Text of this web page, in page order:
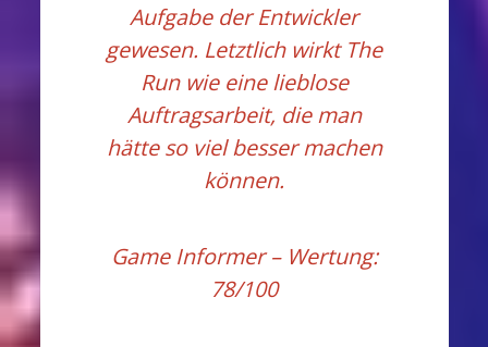
Aufgabe der Entwickler
gewesen. Letztlich wirkt The
Run wie eine lieblose
Auftragsarbeit, die man
hätte so viel besser machen
können.
Game Informer– Wertung:
78/100